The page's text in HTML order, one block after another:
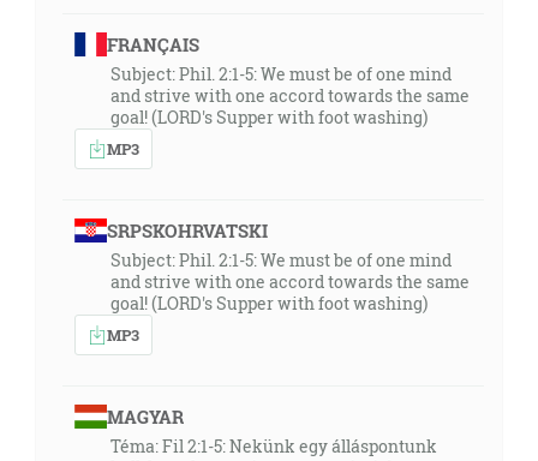
FRANÇAIS
Subject: Phil. 2:1-5: We must be of one mind
and strive with one accord towards the same
goal! (LORD's Supper with foot washing)
MP3
SRPSKOHRVATSKI
Subject: Phil. 2:1-5: We must be of one mind
and strive with one accord towards the same
goal! (LORD's Supper with foot washing)
MP3
MAGYAR
Téma: Fil 2:1-5: Nekünk egy álláspontunk